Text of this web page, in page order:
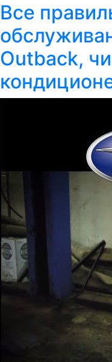
Все
Outback,